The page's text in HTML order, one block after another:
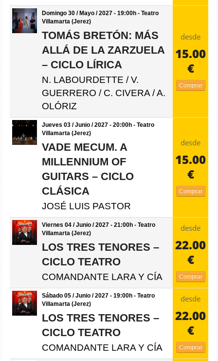
Domingo 30 / Mayo / 2027 - 19:00h - Teatro
Villamarta (Jerez)
TOMÁS BRETÓN: MÁS
ALLÁ DE LA ZARZUELA
– CICLO LÍRICA
N. LABOURDETTE / V.
GUERRERO / C. CIVERA / A.
OLÓRIZ
desde
15.00
€
Comprar
Jueves 03 / Junio / 2027 - 20:00h - Teatro
Villamarta (Jerez)
VADE MECUM. A
MILLENNIUM OF
GUITARS – CICLO
CLÁSICA
JOSÉ LUIS PASTOR
desde
15.00
€
Comprar
Viernes 04 / Junio / 2027 - 21:00h - Teatro
Villamarta (Jerez)
LOS TRES TENORES –
CICLO TEATRO
COMANDANTE LARA Y CÍA
desde
22.00
€
Comprar
Sábado 05 / Junio / 2027 - 19:00h - Teatro
Villamarta (Jerez)
LOS TRES TENORES –
CICLO TEATRO
COMANDANTE LARA Y CÍA
desde
22.00
€
Comprar